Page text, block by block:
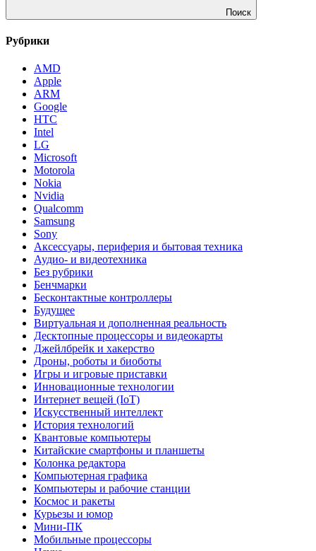
Поиск
Рубрики
AMD
Apple
ARM
Google
HTC
Intel
LG
Microsoft
Motorola
Nokia
Nvidia
Qualcomm
Samsung
Sony
Аксессуары, периферия и бытовая техника
Аудио- и видеотехника
Без рубрики
Бенчмарки
Бесконтактные контроллеры
Будущее
Виртуальная и дополненная реальность
Десктопные процессоры и видеокарты
Джейлбрейк и хакерство
Дроны, роботы и биоботы
Игры и игровые приставки
Инновационные технологии
Интернет вещей (IoT)
Искусственный интеллект
История технологий
Квантовые компьютеры
Китайские смартфоны и планшеты
Колонка редактора
Компьютерная графика
Компьютеры и рабочие станции
Космос и ракеты
Курьезы и юмор
Мини-ПК
Мобильные процессоры